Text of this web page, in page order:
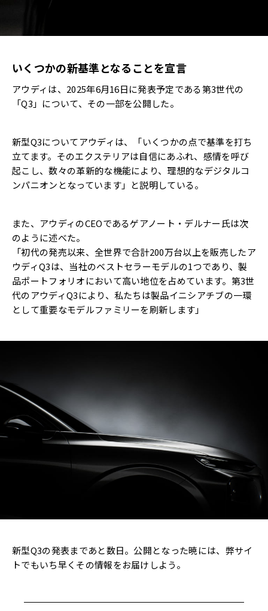
いくつかの新基準となることを宣言
アウディは、2025年6月16日に発表予定である第3世代の
「Q3」について、その一部を公開した。
新型Q3についてアウディは、「いくつかの点で基準を打ち
立てます。そのエクステリアは自信にあふれ、感情を呼び
起こし、数々の革新的な機能により、理想的なデジタルコ
ンパニオンとなっています」と説明している。
また、アウディのCEOであるゲアノート・デ​​ルナー氏は次
のように述べた。
「初代の発売以来、全世界で合計200万台以上を販売したア
ウディQ3は、当社のベストセラーモデルの1つであり、製
品ポートフォリオにおいて高い地位を占めています。第3世
代のアウディQ3により、私たちは製品イニシアチブの一環
として重要なモデルファミリーを刷新します」
新型Q3の発表まであと数日。公開となった暁には、弊サイ
トでもいち早くその情報をお届けしよう。